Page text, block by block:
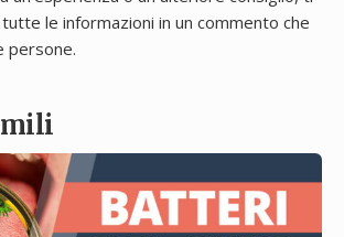
le informazioni in un commento che
persone.